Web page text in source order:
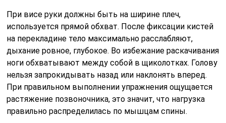
При висе руки должны быть на ширине плеч,
используется прямой обхват. После фиксации кистей
на перекладине тело максимально расслабляют,
дыхание ровное, глубокое. Во избежание раскачивания
ноги обхватывают между собой в щиколотках. Голову
нельзя запрокидывать назад или наклонять вперед.
При правильном выполнении упражнения ощущается
растяжение позвоночника, это значит, что нагрузка
правильно распределилась по мышцам спины.